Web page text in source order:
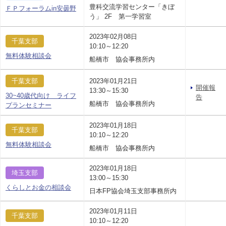
ＦＰフォーラムin安曇野
豊科交流学習センター「きぼ
う」 2F 第一学習室
千葉支部
無料体験相談会
2023年02月08日
10:10～12:20
船橋市 協会事務所内
千葉支部
30~40歳代向け ライフ
プランセミナー
2023年01月21日
13:30～15:30
船橋市 協会事務所内
開催報
告
千葉支部
無料体験相談会
2023年01月18日
10:10～12:20
船橋市 協会事務所内
埼玉支部
くらしとお金の相談会
2023年01月18日
13:00～15:30
日本FP協会埼玉支部事務所内
千葉支部
2023年01月11日
10:10～12:20